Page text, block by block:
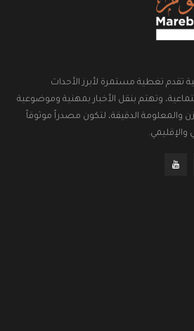
تقدم تغطية مستمرة لأبرز الأحداث
وتهتم بنقل الأخبار بمهنية وموضوعية
والمعلومة الدقيقة، لتكون مصدراً موثوقاً
والإقليمي.